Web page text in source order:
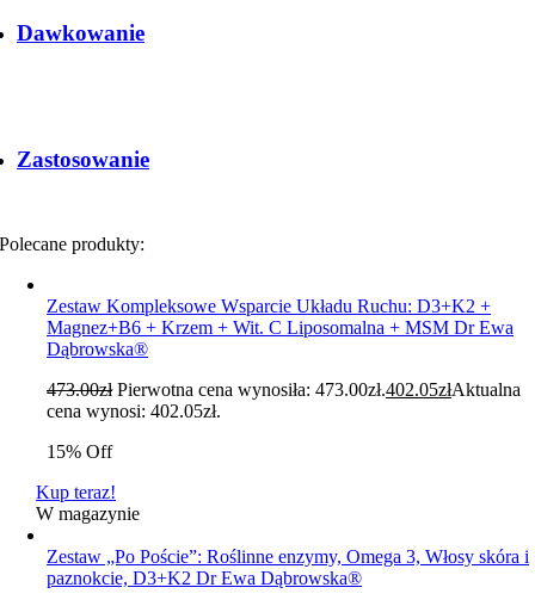
Dawkowanie
Zastosowanie
Polecane produkty:
Zestaw Kompleksowe Wsparcie Układu Ruchu: D3+K2 +
Magnez+B6 + Krzem + Wit. C Liposomalna + MSM Dr Ewa
Dąbrowska®
473.00zł Pierwotna cena wynosiła: 473.00zł.402.05złAktualna
cena wynosi: 402.05zł.
15% Off
Kup teraz!
W magazynie
Zestaw „Po Poście”: Roślinne enzymy, Omega 3, Włosy skóra i
paznokcie, D3+K2 Dr Ewa Dąbrowska®